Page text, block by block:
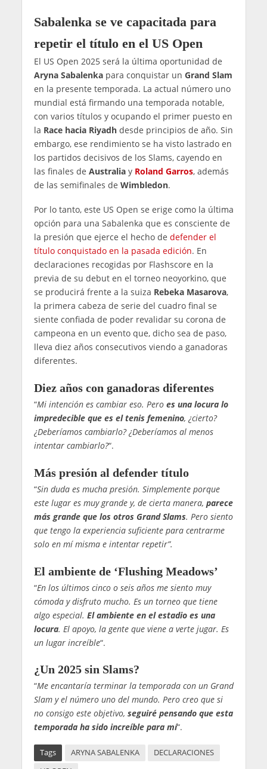
Sabalenka se ve capacitada para
repetir el título en el US Open
El US Open 2025 será la última oportunidad de
Aryna Sabalenkapara conquistar un Grand Slam
en la presente temporada. La actual número uno
mundial está firmando una temporada notable,
con varios títulos y ocupando el primer puesto en
la Race hacia Riyadhdesde principios de año. Sin
embargo, ese rendimiento se ha visto lastrado en
los partidos decisivos de los Slams, cayendo en
las finales de Australiay Roland Garros, además
de las semifinales de Wimbledon.
Por lo tanto, este US Open se erige como la última
opción para una Sabalenka que es consciente de
la presión que ejerce el hecho de defender el
título conquistado en la pasada edición. En
declaraciones recogidas por Flashscore en la
previa de su debut en el torneo neoyorkino, que
se producirá frente a la suiza Rebeka Masarova,
la primera cabeza de serie del cuadro final se
siente confiada de poder revalidar su corona de
campeona en un evento que, dicho sea de paso,
lleva diez años consecutivos viendo a ganadoras
diferentes.
Diez años con ganadoras diferentes
“Mi intención es cambiar eso. Pero es una locura lo
impredecible que es el tenis femenino, ¿cierto?
¿Deberíamos cambiarlo? ¿Deberíamos al menos
intentar cambiarlo?“.
Más presión al defender título
“Sin duda es mucha presión. Simplemente porque
este lugar es muy grande y, de cierta manera, parece
más grande que los otros Grand Slams. Pero siento
que tengo la experiencia suficiente para centrarme
solo en mí misma e intentar repetir”.
El ambiente de ‘Flushing Meadows’
“En los últimos cinco o seis años me siento muy
cómoda y disfruto mucho. Es un torneo que tiene
algo especial. El ambiente en el estadio es una
locura. El apoyo, la gente que viene a verte jugar. Es
un lugar increíble“.
¿Un 2025 sin Slams?
“Me encantaría terminar la temporada con un Grand
Slam y el número uno del mundo. Pero creo que si
no consigo este objetivo, seguiré pensando que esta
temporada ha sido increíble para mí“.
Tags ARYNA SABALENKA
DECLARACIONES